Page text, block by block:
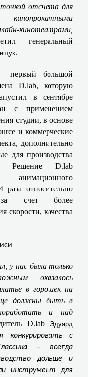
отсчета для
генеральный
.
первый большой
D.lab, которую
в сентябре
с применением
студии, в основе
и коммерческие
дополнительно
для производства
Решение D.lab
анимационного
раза относительно
за счет более
скорости, качества
у нас была только
оказалось
в горошек на
должны быть в
и над
D.lab
Эдуард
с
– всегда
дольше и
инструмент для